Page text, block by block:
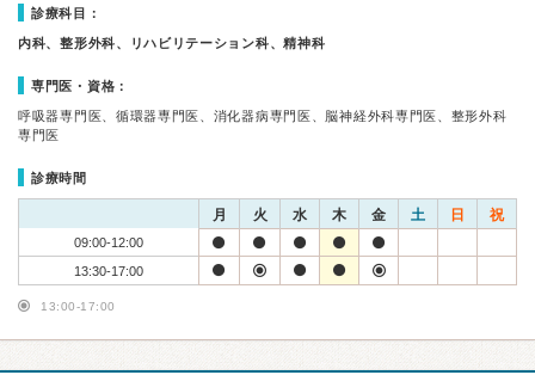
診療科目：
内科、整形外科、リハビリテーション科、精神科
専門医・資格：
呼吸器専門医、循環器専門医、消化器病専門医、脳神経外科専門医、整形外科
専門医
診療時間
月 火 水 木 金 土 日 祝
09:00-12:00
13:30-17:00
13:00-17:00